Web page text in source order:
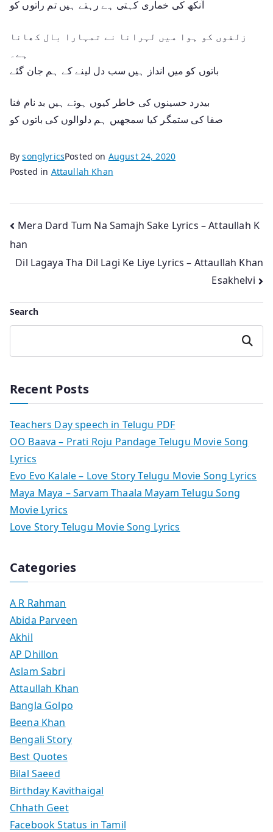
آنکھ کی خماری کہتی ہے رہتے ہیں تم راتوں کو
زلفوں کو ہوا میں لہرانا نے تمہارا بال کھانا
ہے۔
باتوں کو میں انداز ہیں سب دل لینے کے ہم جان گئے
بیدرد حسینوں کی خاطر کیوں ہوتے ہیں بد نام فنا
صفا کی ستمگر کیا سمجھیں ہم دلوالوں کی باتوں کو
BysonglyricsPosted on August 24, 2020
Posted in Attaullah Khan
Post
navigation
Mera Dard Tum Na Samajh Sake Lyrics – Attaullah K
han
Dil Lagaya Tha Dil Lagi Ke Liye Lyrics – Attaullah Khan
Esakhelvi
Search
Search
Recent Posts
Teachers Day speech in Telugu PDF
OO Baava – Prati Roju Pandage Telugu Movie Song
Lyrics
Evo Evo Kalale – Love Story Telugu Movie Song Lyrics
Maya Maya – Sarvam Thaala Mayam Telugu Song
Movie Lyrics
Love Story Telugu Movie Song Lyrics
Categories
A R Rahman
Abida Parveen
Akhil
AP Dhillon
Aslam Sabri
Attaullah Khan
Bangla Golpo
Beena Khan
Bengali Story
Best Quotes
Bilal Saeed
Birthday Kavithaigal
Chhath Geet
Facebook Status in Tamil